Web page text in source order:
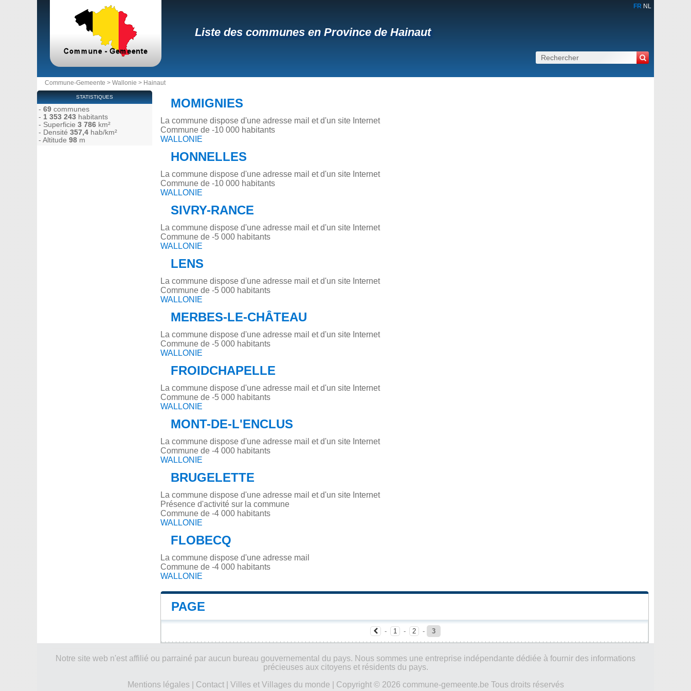
FR NL
Liste des communes en Province de Hainaut
Commune-Gemeente > Wallonie > Hainaut
MOMIGNIES
La commune dispose d'une adresse mail et d'un site Internet
Commune de -10 000 habitants
WALLONIE
HONNELLES
La commune dispose d'une adresse mail et d'un site Internet
Commune de -10 000 habitants
WALLONIE
SIVRY-RANCE
La commune dispose d'une adresse mail et d'un site Internet
Commune de -5 000 habitants
WALLONIE
LENS
La commune dispose d'une adresse mail et d'un site Internet
Commune de -5 000 habitants
WALLONIE
MERBES-LE-CHÂTEAU
La commune dispose d'une adresse mail et d'un site Internet
Commune de -5 000 habitants
WALLONIE
FROIDCHAPELLE
La commune dispose d'une adresse mail et d'un site Internet
Commune de -5 000 habitants
WALLONIE
MONT-DE-L'ENCLUS
La commune dispose d'une adresse mail et d'un site Internet
Commune de -4 000 habitants
WALLONIE
BRUGELETTE
La commune dispose d'une adresse mail et d'un site Internet
Présence d'activité sur la commune
Commune de -4 000 habitants
WALLONIE
FLOBECQ
La commune dispose d'une adresse mail
Commune de -4 000 habitants
WALLONIE
PAGE
- 1 - 2 - 3
STATISTIQUES
- 69 communes
- 1 353 243 habitants
- Superficie 3 786 km²
- Densité 357,4 hab/km²
- Altitude 98 m
Notre site web n'est affilié ou parrainé par aucun bureau gouvernemental du pays. Nous sommes une entreprise indépendante dédiée à fournir des informations
précieuses aux citoyens et résidents du pays.
Mentions légales| Contact| Villes et Villages du monde | Copyright © 2026 commune-gemeente.be Tous droits réservés